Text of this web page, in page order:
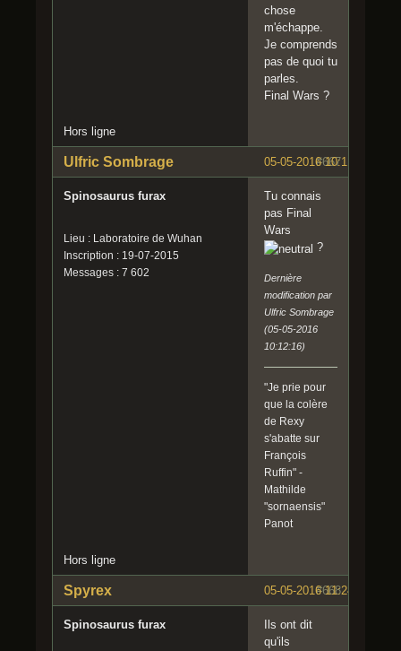
chose
m'échappe.
Je comprends
pas de quoi tu
parles.
Final Wars ?
Hors ligne
#667
05-05-2016 10:11:26
Ulfric Sombrage
Spinosaurus furax
Lieu : Laboratoire de Wuhan
Inscription : 19-07-2015
Messages : 7 602
Tu connais
pas Final
Wars
?
Dernière
modification par
Ulfric Sombrage
(05-05-2016
10:12:16)
"Je prie pour
que la colère
de Rexy
s'abatte sur
François
Ruffin" -
Mathilde
"sornaensis"
Panot
Hors ligne
#668
05-05-2016 11:24:19
Spyrex
Spinosaurus furax
Ils ont dit
qu'ils